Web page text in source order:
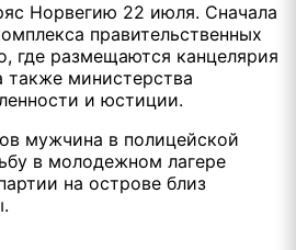
Норвегию 22 июля. Сначала
правительственных
где размещаются канцелярия
министерства
и юстиции.
мужчина в полицейской
в молодежном лагере
на острове близ